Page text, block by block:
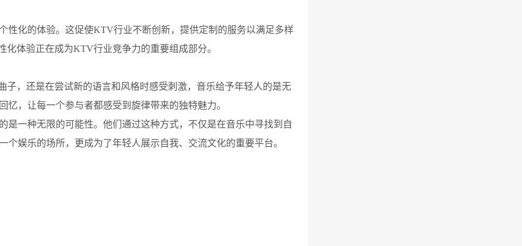
性化的体验。这促使KTV行业不断创新，提供定制的服务以满足多样
体验正在成为KTV行业竞争力的重要组成部分。
子，还是在尝试新的语言和风格时感受刺激，音乐给予年轻人的是无
，让每一个参与者都感受到旋律带来的独特魅力。
一种无限的可能性。他们通过这种方式，不仅是在音乐中寻找到自
娱乐的场所，更成为了年轻人展示自我、交流文化的重要平台。